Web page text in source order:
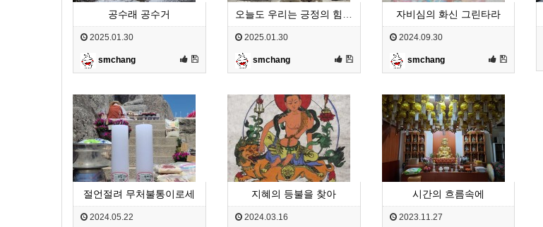
공수래 공수거
2025.01.30
smchang
2025.01.30
smchang
자비심의 화신 그린타라
2024.09.30
smchang
절언절려 무처불통이로세
2024.05.22
지혜의 등불을 찾아
2024.03.16
시간의 흐름속에
2023.11.27